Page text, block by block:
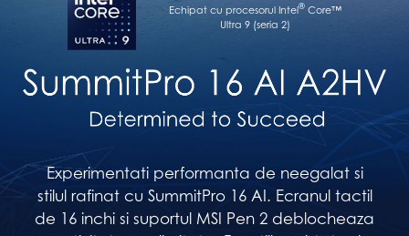
Echipat cu procesorul Intel®Core™
Ultra 9 (seria 2)
Experimentati performanta de neegalat si
stilul rafinat cu SummitPro 16 AI. Ecranul tactil
de 16 inchi si suportul MSI Pen 2 deblocheaza